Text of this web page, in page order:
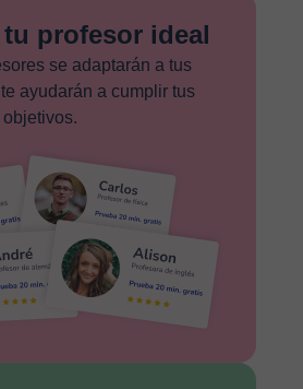
profesor ideal
se adaptarán a tus
ayudarán a cumplir tus
objetivos.